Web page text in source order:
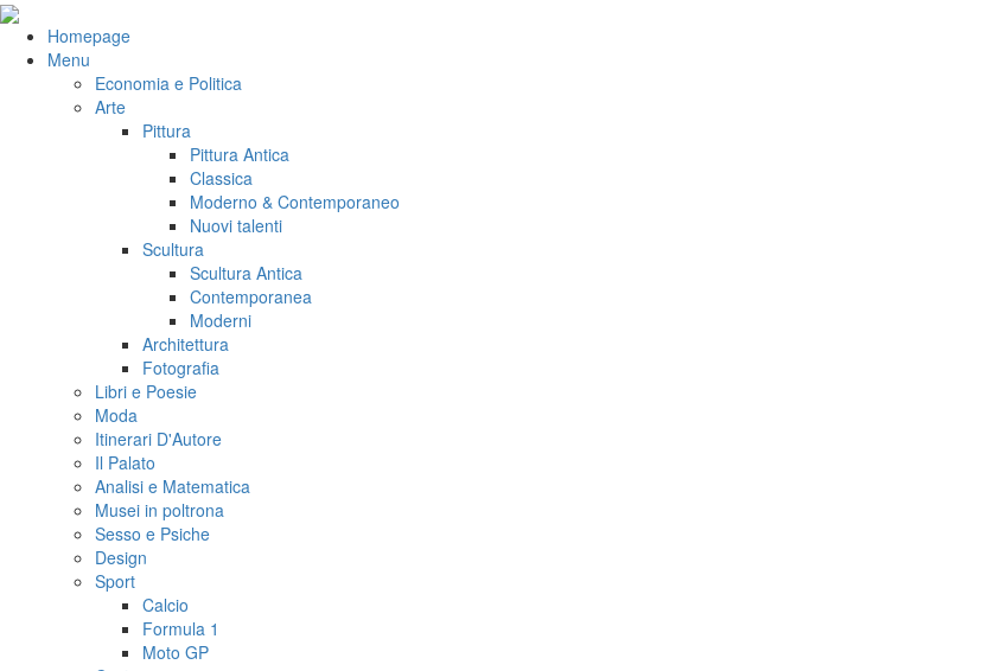
Salta
contenuto
VeniVidiViciHomepage
Menu
Economia e Politica
Arte
Pittura
Pittura Antica
Classica
Moderno & Contemporaneo
Nuovi talenti
Scultura
Scultura Antica
Contemporanea
Moderni
Architettura
Fotografia
Libri e Poesie
Moda
Itinerari D'Autore
Il Palato
Analisi e Matematica
Musei in poltrona
Sesso e Psiche
Design
Sport
Calcio
Formula 1
Moto GP